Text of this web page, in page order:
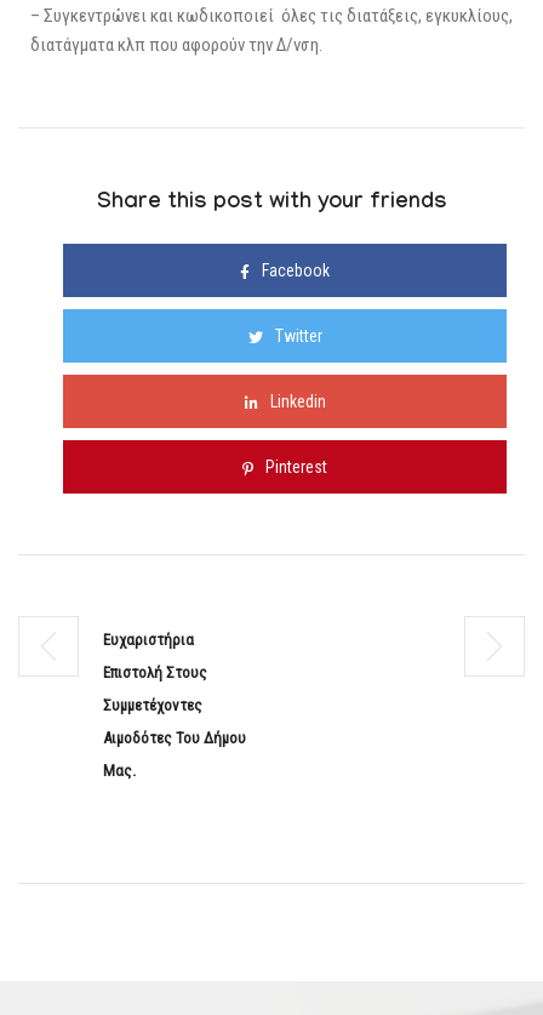
– Συγκεντρώνει και κωδικοποιεί όλες τις διατάξεις, εγκυκλίους,
διατάγματα κλπ που αφορούν την Δ/νση.
Share this post with your friends
Facebook
Twitter
Linkedin
Pinterest
Ευχαριστήρια
Επιστολή Στους
Συμμετέχοντες
Αιμοδότες Του Δήμου
Μας.